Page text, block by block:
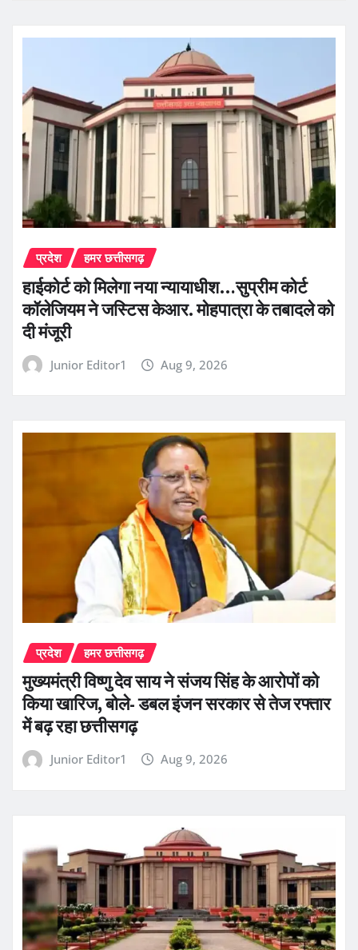
प्रदेश हमर छत्तीसगढ़
हाईकोर्ट को मिलेगा नया न्यायाधीश…सुप्रीम कोर्ट
कॉलेजियम ने जस्टिस केआर. मोहपात्रा के तबादले को
दी मंजूरी
Junior Editor1 Aug 9, 2026
प्रदेश हमर छत्तीसगढ़
मुख्यमंत्री विष्णु देव साय ने संजय सिंह के आरोपों को
किया खारिज, बोले- डबल इंजन सरकार से तेज रफ्तार
में बढ़ रहा छत्तीसगढ़
Junior Editor1 Aug 9, 2026